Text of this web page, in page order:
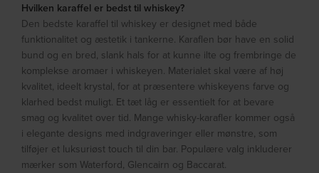
Hvilken karaffel er bedst til whiskey?
Den bedste karaffel til whiskey er designet med både
funktionalitet og æstetik i tankerne. Karaflen bør have en solid
bund og en bred, slank hals for at kunne ilte og frembringe de
komplekse aromaer i whiskeyen. Materialet skal være af høj
kvalitet, ideelt krystal, for at præsentere whiskeyens farve og
klarhed bedst muligt. Et tæt låg er essentielt for at bevare
smag og kvalitet over tid. Mange whisky-karafler kommer også
i elegante designs med indgraveringer eller mønstre, som
tilføjer et luksuriøst touch til din bar. Populære valg inkluderer
mærker som Waterford, Glencairn og Baccarat.